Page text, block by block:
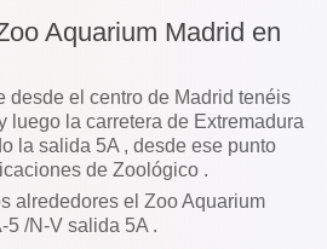
Aquarium Madrid en
desde el centro de Madrid tenéis
luego la carretera de Extremadura
la salida 5A , desde ese punto
de Zoológico .
alrededores el Zoo Aquarium
5 /N-V salida 5A .